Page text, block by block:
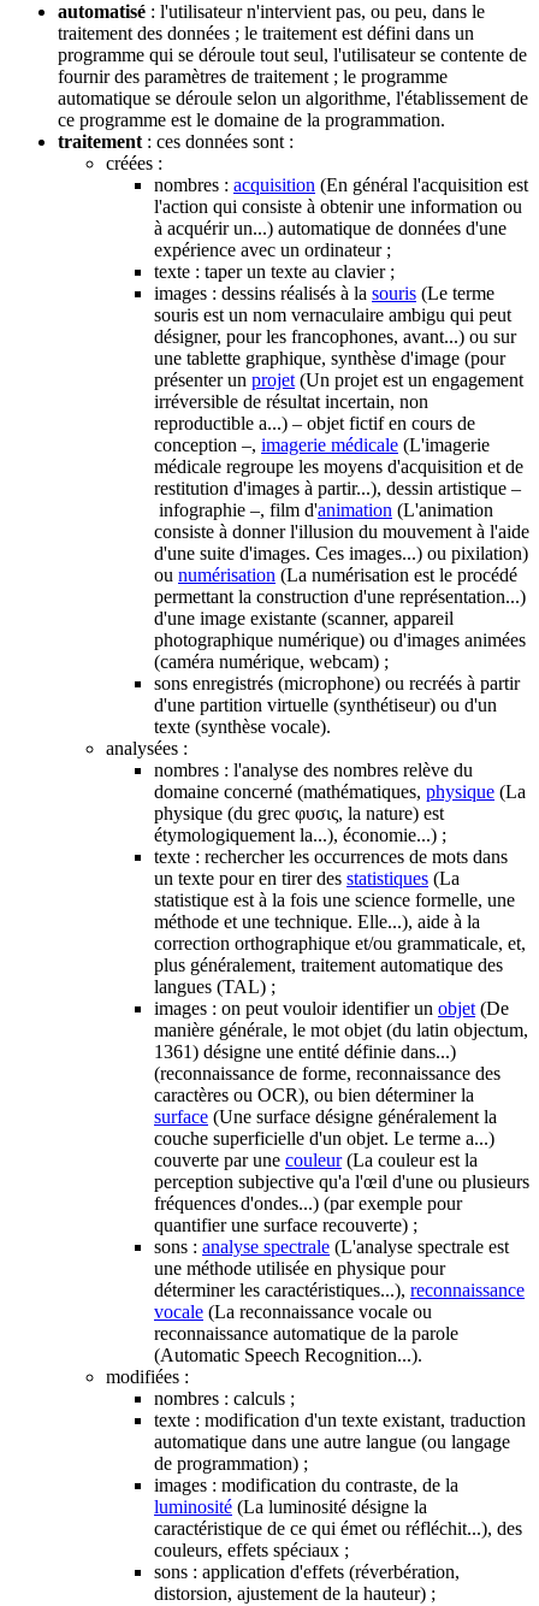
automatisé : l'utilisateur n'intervient pas, ou peu, dans le
traitement des données ; le traitement est défini dans un
programme qui se déroule tout seul, l'utilisateur se contente de
fournir des paramètres de traitement ; le programme
automatique se déroule selon un algorithme, l'établissement de
ce programme est le domaine de la programmation.
traitement : ces données sont :
créées :
nombres : acquisition (En général l'acquisition est
l'action qui consiste à obtenir une information ou
à acquérir un...) automatique de données d'une
expérience avec un ordinateur ;
texte : taper un texte au clavier ;
images : dessins réalisés à la souris (Le terme
souris est un nom vernaculaire ambigu qui peut
désigner, pour les francophones, avant...) ou sur
une tablette graphique, synthèse d'image (pour
présenter un projet (Un projet est un engagement
irréversible de résultat incertain, non
reproductible a...) – objet fictif en cours de
conception –, imagerie médicale (L'imagerie
médicale regroupe les moyens d'acquisition et de
restitution d'images à partir...), dessin artistique –
infographie –, film d'animation (L'animation
consiste à donner l'illusion du mouvement à l'aide
d'une suite d'images. Ces images...) ou pixilation)
ou numérisation (La numérisation est le procédé
permettant la construction d'une représentation...)
d'une image existante (scanner, appareil
photographique numérique) ou d'images animées
(caméra numérique, webcam) ;
sons enregistrés (microphone) ou recréés à partir
d'une partition virtuelle (synthétiseur) ou d'un
texte (synthèse vocale).
analysées :
nombres : l'analyse des nombres relève du
domaine concerné (mathématiques, physique (La
physique (du grec φυσις, la nature) est
étymologiquement la...), économie...) ;
texte : rechercher les occurrences de mots dans
un texte pour en tirer des statistiques (La
statistique est à la fois une science formelle, une
méthode et une technique. Elle...), aide à la
correction orthographique et/ou grammaticale, et,
plus généralement, traitement automatique des
langues (TAL) ;
images : on peut vouloir identifier un objet (De
manière générale, le mot objet (du latin objectum,
1361) désigne une entité définie dans...)
(reconnaissance de forme, reconnaissance des
caractères ou OCR), ou bien déterminer la
surface (Une surface désigne généralement la
couche superficielle d'un objet. Le terme a...)
couverte par une couleur(La couleur est la
perception subjective qu'a l'œil d'une ou plusieurs
fréquences d'ondes...) (par exemple pour
quantifier une surface recouverte) ;
sons : analyse spectrale (L'analyse spectrale est
une méthode utilisée en physique pour
déterminer les caractéristiques...), reconnaissance
vocale (La reconnaissance vocale ou
reconnaissance automatique de la parole
(Automatic Speech Recognition...).
modifiées :
nombres : calculs ;
texte : modification d'un texte existant, traduction
automatique dans une autre langue (ou langage
de programmation) ;
images : modification du contraste, de la
luminosité (La luminosité désigne la
caractéristique de ce qui émet ou réfléchit...), des
couleurs, effets spéciaux ;
sons : application d'effets (réverbération,
distorsion, ajustement de la hauteur) ;